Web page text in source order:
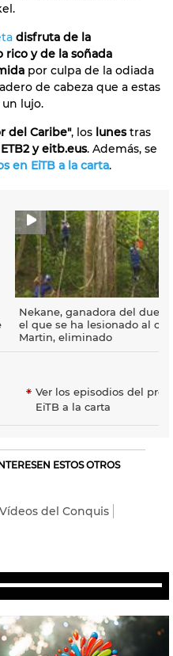
disfruta de la
y de la soñada
por culpa de la odiada
de cabeza que a estas
lujo.
del Caribe", los lunestras
ETB2 y eitb.eus. Además, se
en EiTB a la carta.
Nekane, ganadora del duelo
el que se ha lesionado al
Martin, eliminado
Ver los episodios del
EiTB a la carta
ESTOS OTROS
Vídeos del Conquis